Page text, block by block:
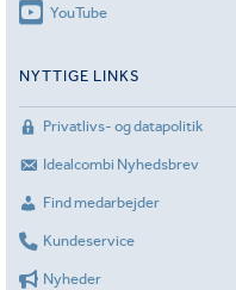
YouTube
NYTTIGE LINKS
Privatlivs- og datapolitik
Idealcombi Nyhedsbrev
Find medarbejder
Kundeservice
Nyheder